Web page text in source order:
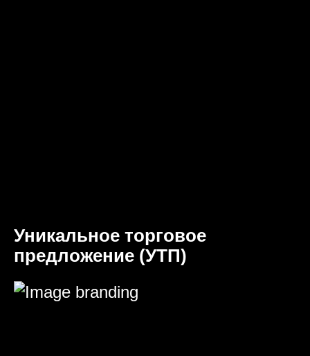
Уникальное торговое
предложение (УТП)